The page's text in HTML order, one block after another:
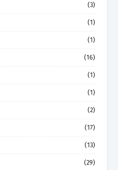
(3)
(1)
(1)
(16)
(1)
(1)
(2)
(17)
(13)
(29)